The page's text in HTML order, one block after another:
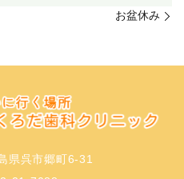
お盆休み
県呉市郷町6-31